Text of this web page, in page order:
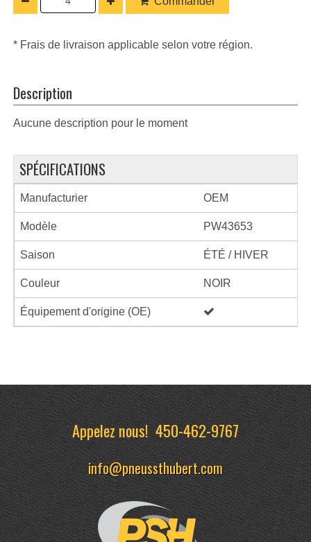
* Frais de livraison applicable selon votre région.
Description
Aucune description pour le moment
SPÉCIFICATIONS
Manufacturier OEM
Modèle PW43653
Saison ÉTÉ / HIVER
Couleur NOIR
Équipement d'origine (OE)
Appelez nous!450-462-9767
info@pneussthubert.com